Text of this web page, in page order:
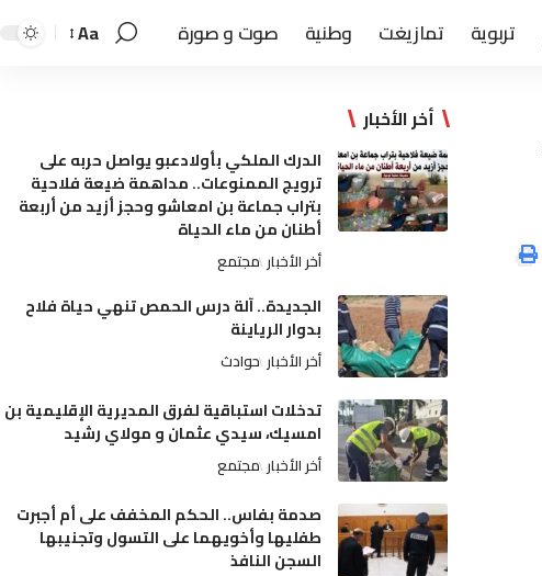
تربوية تمازيغت وطنية صوت و صورة Aa
أخر الأخبار
الدرك الملكي بأولادعبو يواصل حربه على
ترويج الممنوعات.. مداهمة ضيعة فلاحية
بتراب جماعة بن امعاشو وحجز أزيد من أربعة
أطنان من ماء الحياة
أخر الأخبار مجتمع
الجديدة.. آلة درس الحمص تنهي حياة فلاح
بدوار الرياينة
أخر الأخبار حوادث
تدخلات استباقية لفرق المديرية الإقليمية بن
امسيك، سيدي عثمان و مولاي رشيد
أخر الأخبار مجتمع
صدمة بفاس.. الحكم المخفف على أم أجبرت
طفليها وأخويهما على التسول وتجنيبها
السجن النافذ